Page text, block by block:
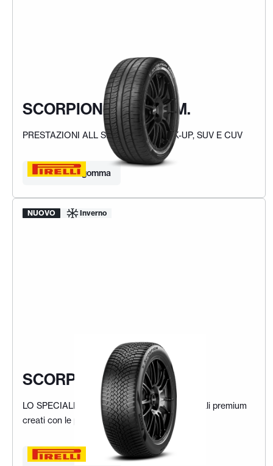
SCORPION ZERO ASIM.
PRESTAZIONI ALL SEASON PER PICK-UP, SUV E CUV
Trova la tua gomma
NUOVO Inverno
SCORPION WINTER 3
LO SPECIALISTA SUV - Gli pneumatici invernali premium
creati con le principali case automobilistiche
Trova la tua gomma